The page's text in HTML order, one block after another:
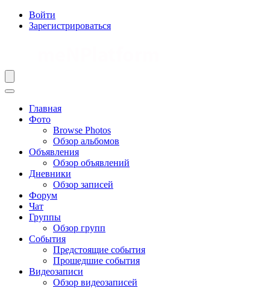
Войти
Зарегистрироваться
Главная
Фото
Browse Photos
Обзор альбомов
Объявления
Обзор объявлений
Дневники
Обзор записей
Форум
Чат
Группы
Обзор групп
События
Предстоящие события
Прошедшие события
Видеозаписи
Обзор видеозаписей